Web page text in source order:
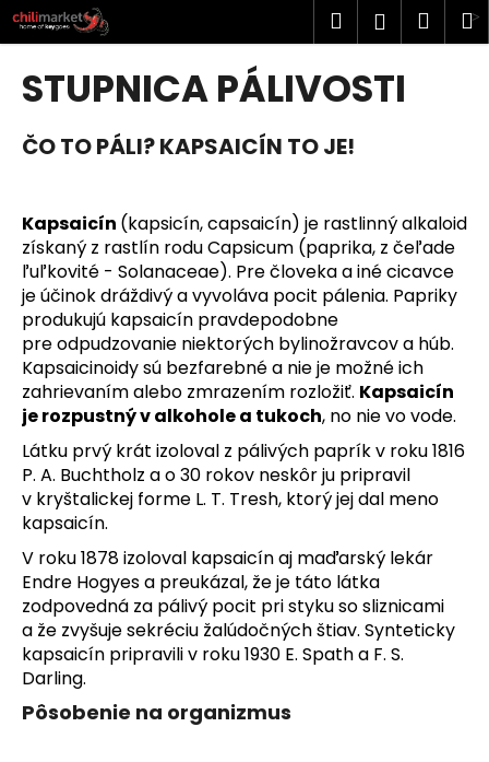
Prejsť
na
obsah
Hľadať
STUPNICA PÁLIVOSTI
ČO TO PÁLI?KAPSAICÍN TO JE!
Kapsaicín (kapsicín, capsaicín) je rastlinný alkaloid
získaný z rastlín rodu Capsicum (paprika, z čeľade
ľuľkovité - Solanaceae). Pre človeka a iné cicavce
je účinok dráždivý a vyvoláva pocit pálenia. Papriky
produkujú kapsaicín pravdepodobne
pre odpudzovanie niektorých bylinožravcov a húb.
Kapsaicinoidy sú bezfarebné a nie je možné ich
zahrievaním alebo zmrazením rozložiť. Kapsaicín
je rozpustný v alkohole a tukoch, no nie vo vode.
Látku prvý krát izoloval z pálivých paprík v roku 1816
P. A. Buchtholz a o 30 rokov neskôr ju pripravil
v kryštalickej forme L. T. Tresh, ktorý jej dal meno
kapsaicín.
V roku 1878 izoloval kapsaicín aj maďarský lekár
Endre Hogyes a preukázal, že je táto látka
zodpovedná za pálivý pocit pri styku so sliznicami
a že zvyšuje sekréciu žalúdočných štiav. Synteticky
kapsaicín pripraviliv roku 1930 E. Spath a F. S.
Darling.
Pôsobenie na organizmus
K
o
o
t
r
e
b
u
j
e
t
e
n
á
j
s
ť
?